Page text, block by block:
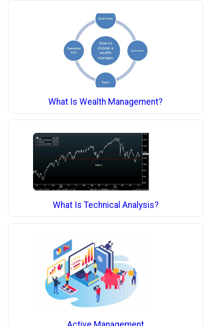
What Is Wealth Management?
What Is Technical Analysis?